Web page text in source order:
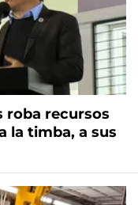
roba recursos
la timba, a sus